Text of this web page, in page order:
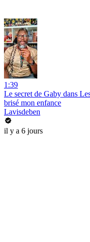
1:39
Le secret de Gaby dans
brisé mon enfance
Lavisdeben
il y a 6 jours